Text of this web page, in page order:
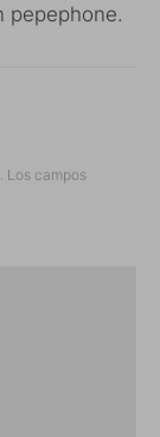
pepephone.
Los campos